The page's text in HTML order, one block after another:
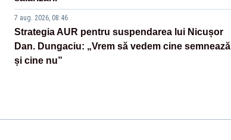
7 aug. 2026, 08:46
Strategia AUR pentru suspendarea lui Nicușor
Dan. Dungaciu: „Vrem să vedem cine semnează
și cine nu”